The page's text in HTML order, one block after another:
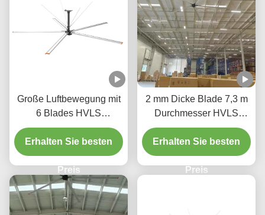
Große Luftbewegung mit
6 Blades HVLS
Deckenventilator mit
Kühlmotor
Erhalten Sie besten
Preis
2 mm Dicke Blade 7,3 m
Durchmesser HVLS
Deckenventilatoren für
Vertriebszentren
Erhalten Sie besten
Preis